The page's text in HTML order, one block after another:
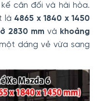
cân đối và hài hòa.
là 4865 x 1840 x 1450
2830 mmvà khoảng
dáng vẻ vừa sang